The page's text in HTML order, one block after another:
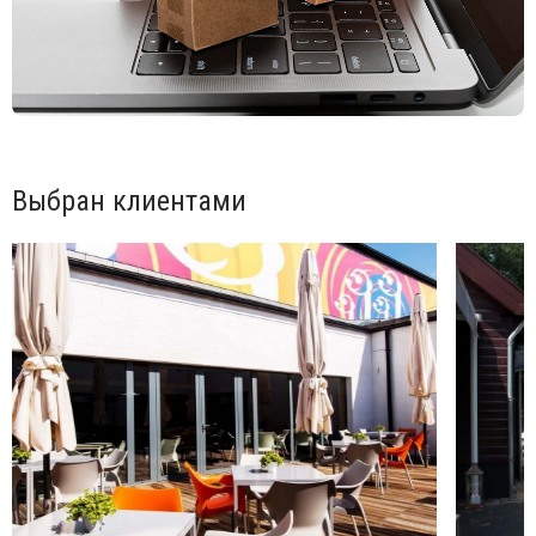
Выбран клиентами